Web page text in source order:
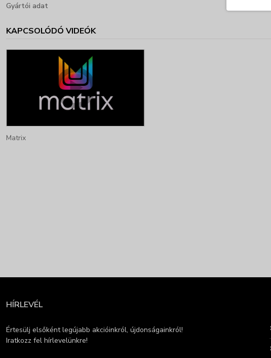
Gyártói adat
KAPCSOLÓDÓ VIDEÓK
Matrix
HÍRLEVÉL
Értesülj elsőként legújabb akcióinkról, újdonságainkról!
Iratkozz fel hírlevelünkre!